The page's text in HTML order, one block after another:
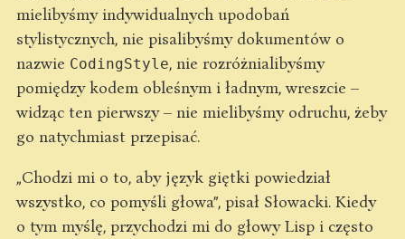
mielibyśmy indywidualnych upodobań
stylistycznych, nie pisalibyśmy dokumentów o
nazwie CodingStyle, nie rozróżnialibyśmy
pomiędzy kodem obleśnym i ładnym, wreszcie –
widząc ten pierwszy – nie mielibyśmy odruchu, żeby
go natychmiast przepisać.
„Chodzi mi o to, aby język giętki powiedział
wszystko, co pomyśli głowa”, pisał Słowacki. Kiedy
o tym myślę, przychodzi mi do głowy Lisp i często